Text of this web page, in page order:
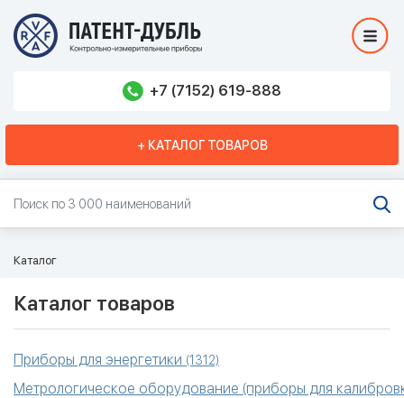
+7 (7152) 619-888
+ КАТАЛОГ ТОВАРОВ
Каталог
Каталог товаров
Приборы для энергетики (1312)
Метрологическое оборудование (приборы для